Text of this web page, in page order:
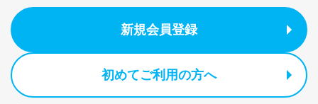
当社にお問合わせ
いただいた方の個
お問い合わせ対応、トラブル対
処、オペレーター教育など応対品
質向上のため
3
ｅメール等によるカスタマーQ＆A
新規会員登録
初めてご利用の方へ